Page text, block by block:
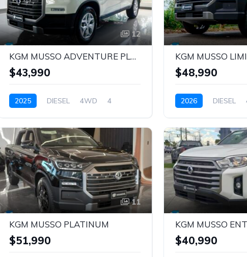
12
KGM MUSSO ADVENTURE PLUS
$43,990
2025 DIESEL 4WD
4
KGM MUSSO
$48,990
2026 DIESEL
11
KGM MUSSO PLATINUM
$51,990
KGM MUSSO
$40,990